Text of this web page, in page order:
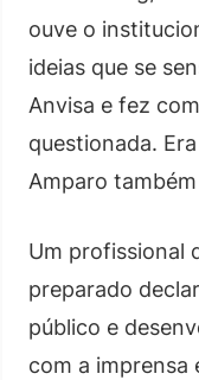
ouve o
ideias que se
Anvisa e fez
questionada.
Amparo
Um profissional
preparado
público e
com a imprensa